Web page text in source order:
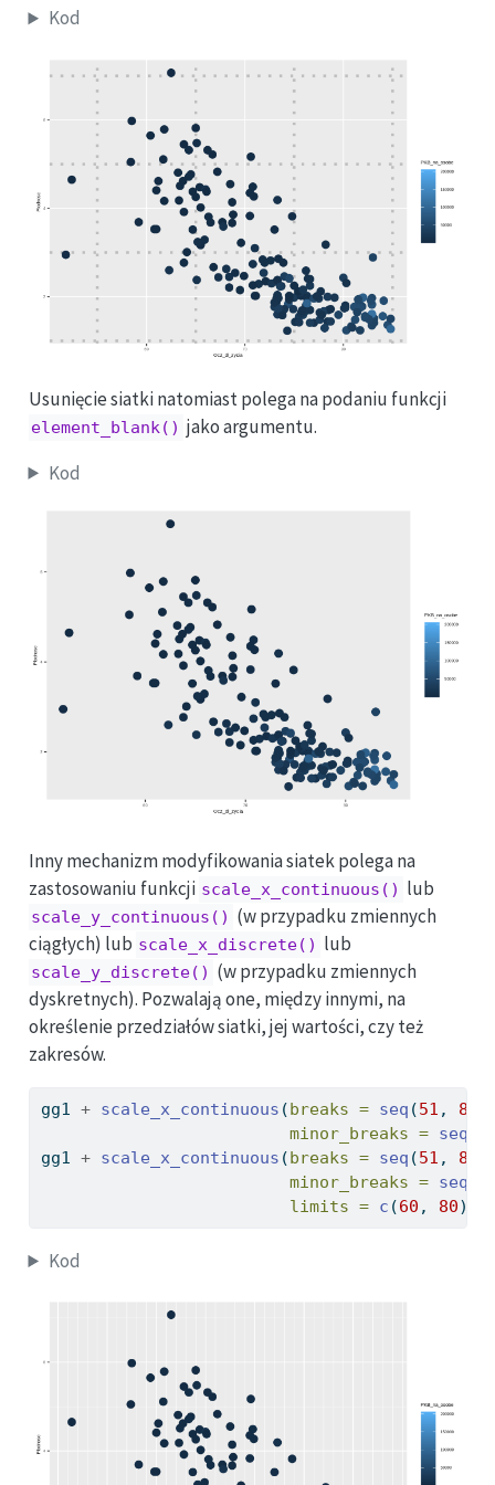
Kod
Usunięcie siatki natomiast polega na podaniu funkcji
element_blank() jako argumentu.
Kod
Inny mechanizm modyfikowania siatek polega na
zastosowaniu funkcji scale_x_continuous() lub
scale_y_continuous() (w przypadku zmiennych
ciągłych) lub scale_x_discrete() lub
scale_y_discrete() (w przypadku zmiennych
dyskretnych). Pozwalają one, między innymi, na
określenie przedziałów siatki, jej wartości, czy też
zakresów.
gg1 + scale_x_continuous (breaks = seq (51 , 86
minor_breaks = seq
gg1 + scale_x_continuous (breaks = seq (51 , 86
minor_breaks = seq
limits = c (60 , 80))
Kod